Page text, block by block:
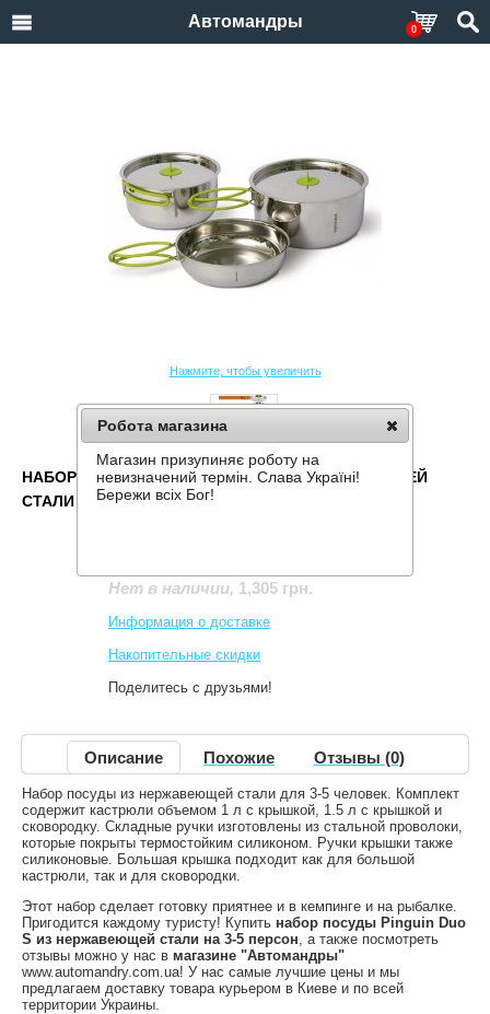
Автомандры 0
Нажмите, чтобы увеличить
НАБОР ПОСУДЫ PINGUIN DUO S ИЗ НЕРЖАВЕЮЩЕЙ
СТАЛИ НА 3-5 ПЕРСОН
Нет в наличии, 1,305 грн.
Информация о доставке
Накопительные скидки
Поделитесь с друзьями!
Описание Похожие Отзывы (0)
Набор посуды из нержавеющей стали для 3-5 человек. Комплект
содержит кастрюли объемом 1 л с крышкой, 1.5 л с крышкой и
сковородку. Складные ручки изготовлены из стальной проволоки,
которые покрыты термостойким силиконом. Ручки крышки также
силиконовые. Большая крышка подходит как для большой
кастрюли, так и для сковородки.
Этот набор сделает готовку приятнее и в кемпинге и на рыбалке.
Пригодится каждому туристу! Купить набор посуды Pinguin Duo
S из нержавеющей стали на 3-5 персон, а также посмотреть
отзывы можно у нас в магазине "Автомандры"
www.automandry.com.ua! У нас самые лучшие цены и мы
предлагаем доставку товара курьером в Киеве и по всей
территории Украины.
Робота магазина
Магазин призупиняє роботу на
невизначений термін. Слава Україні!
Бережи всіх Бог!